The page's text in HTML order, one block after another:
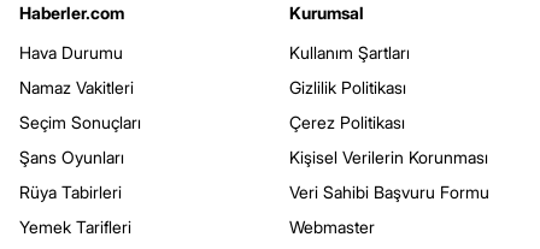
Haberler.com
Hava Durumu
Namaz Vakitleri
Seçim Sonuçları
Şans Oyunları
Rüya Tabirleri
Yemek Tarifleri
Kurumsal
Kullanım Şartları
Gizlilik Politikası
Çerez Politikası
Kişisel Verilerin Korunması
Veri Sahibi Başvuru Formu
Webmaster